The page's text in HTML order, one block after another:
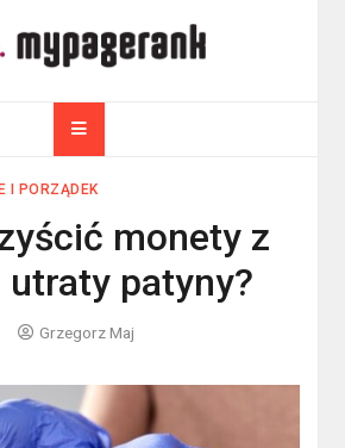
I PORZĄDEK
monety z
utraty patyny?
Grzegorz Maj